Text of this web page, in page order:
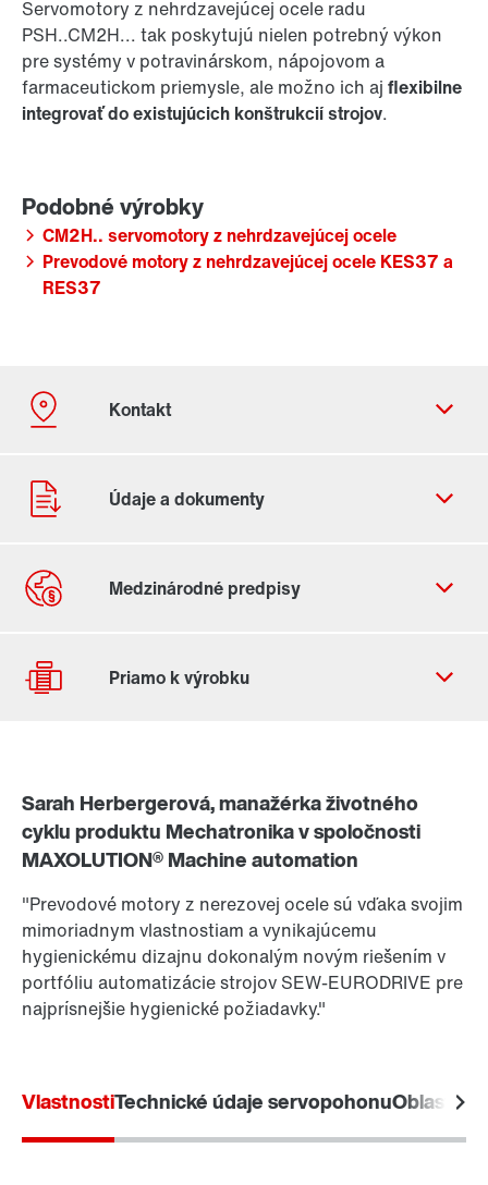
Servomotory z nehrdzavejúcej ocele radu
PSH..CM2H... tak poskytujú nielen potrebný výkon
pre systémy v potravinárskom, nápojovom a
farmaceutickom priemysle, ale možno ich aj flexibilne
integrovať do existujúcich konštrukcií strojov.
CM2H.. servomotory z nehrdzavejúcej ocele
Prevodové motory z nehrdzavejúcej ocele KES37 a
RES37
Kontaktný formulár
Celosvetové lokality
Zistiť viac
Stručné informácie o produkte PSH..CM2H..
Viac informácií o PSH.. CM2H.. nájdete v našej
brožúre Hygienic Design Portfolio(PDF, 3,8
Výber pohonu
Konfigurátor výrobkov
Alebo najprv získajte prehľad
Online Support
Sarah Herbergerová, manažérka životného
cyklu produktu Mechatronika v spoločnosti
MAXOLUTION® Machine automation
"Prevodové motory z nerezovej ocele sú vďaka svojim
mimoriadnym vlastnostiam a vynikajúcemu
hygienickému dizajnu dokonalým novým riešením v
portfóliu automatizácie strojov SEW-EURODRIVE pre
najprísnejšie hygienické požiadavky."
VlastnostiTechnické údaje servopohonuOblasti